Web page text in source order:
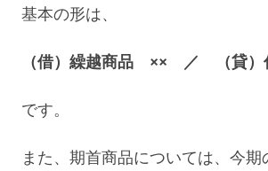
基本の形は、
（借）繰越商品 ×× ／ （貸
です。
また、期首商品については、今